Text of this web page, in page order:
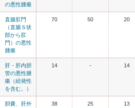
の悪性腫瘍
直腸肛門
（直腸Ｓ状
部から肛
門）の悪性
腫瘍
70 50 20
肝・肝内胆
管の悪性腫
瘍（続発性
を含む。）
14 - 14
胆嚢、肝外
38 25 13